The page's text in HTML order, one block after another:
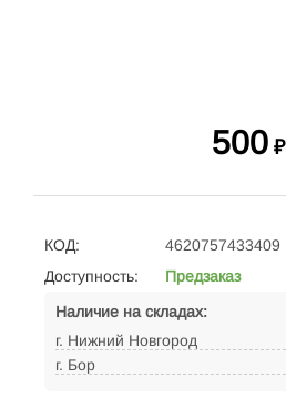
500 ₽
КОД:
4620757433409
Доступность:
Предзаказ
Наличие на складах:
г. Нижний Новгород
г. Бор